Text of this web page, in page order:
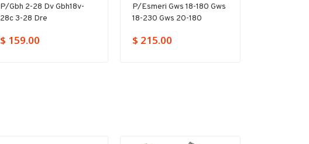
P/gbh 2-28 Dv Gbh18v-
28c 3-28 Dre
$ 159.00
P/esmeri Gws 18-180 Gws
18-230 Gws 20-180
$ 215.00